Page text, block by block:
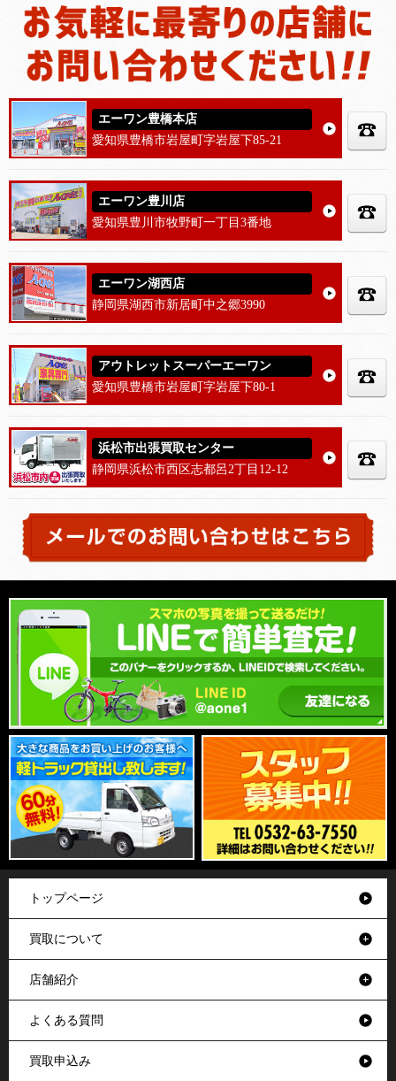
エーワン豊橋本店
愛知県豊橋市岩屋町字岩屋下85-21
エーワン豊川店
愛知県豊川市牧野町一丁目3番地
エーワン湖西店
静岡県湖西市新居町中之郷3990
アウトレットスーパーエーワン
愛知県豊橋市岩屋町字岩屋下80-1
浜松市出張買取センター
静岡県浜松市西区志都呂2丁目12-12
トップページ
買取について
店舗紹介
よくある質問
買取申込み